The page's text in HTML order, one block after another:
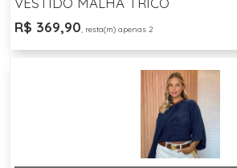
R$ 369,90, resta(m) apenas 2